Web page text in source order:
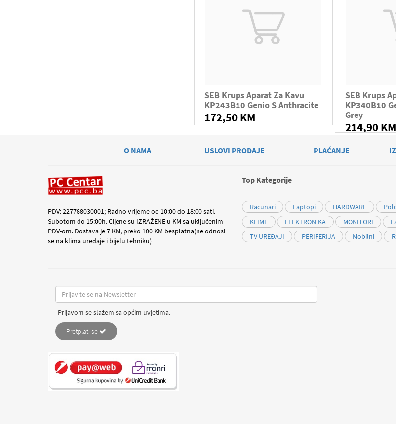
SEB Krups Aparat Za Kavu
KP243B10 Genio S Anthracite
172,50 KM
SEB Krups
KP340B10
Grey
214,90 KM
O NAMA USLOVI PRODAJE PLAĆANJE
PDV: 227788030001; Radno vrijeme od 10:00 do 18:00 sati.
Subotom do 15:00h. Cijene su IZRAŽENE u KM sa uključenim
PDV-om. Dostava je 7 KM, preko 100 KM besplatna(ne odnosi
se na klima uređaje i bijelu tehniku)
Top Kategorije
Racunari Laptopi HARDWARE
KLIME
ELEKTRONIKA MONITORI
TV UREĐAJI
PERIFERIJA Mobilni
Prijavom se slažem sa općim uvjetima.
Pretplati se